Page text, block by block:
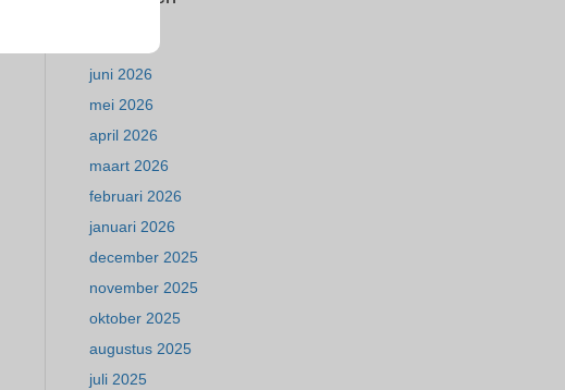
juni 2026
mei 2026
april 2026
maart 2026
februari 2026
januari 2026
december 2025
november 2025
oktober 2025
augustus 2025
juli 2025